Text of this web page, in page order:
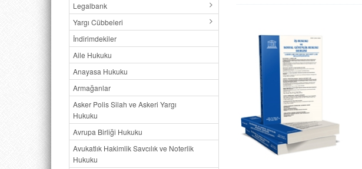
Legalbank
Yargı Cübbeleri
İndirimdekiler
Aile Hukuku
Anayasa Hukuku
Armağanlar
Asker Polis Silah ve Askeri Yargı
Hukuku
Avrupa Birliği Hukuku
Avukatlık Hakimlik Savcılık ve Noterlik
Hukuku